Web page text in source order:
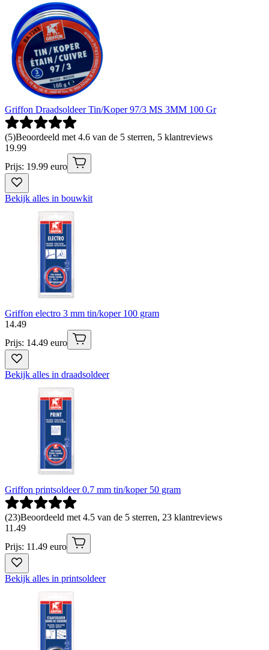
Griffon Draadsoldeer Tin/Koper 97/3 MS 3MM 100 Gr
(5)Beoordeeld met 4.6 van de 5 sterren, 5 klantreviews
19.99
Prijs: 19.99 euro
Bekijk alles in bouwkit
Griffon electro 3 mm tin/koper 100 gram
14.49
Prijs: 14.49 euro
Bekijk alles in draadsoldeer
Griffon printsoldeer 0.7 mm tin/koper 50 gram
(23)Beoordeeld met 4.5 van de 5 sterren, 23 klantreviews
11 .49
Prijs: 11.49 euro
Bekijk alles in printsoldeer